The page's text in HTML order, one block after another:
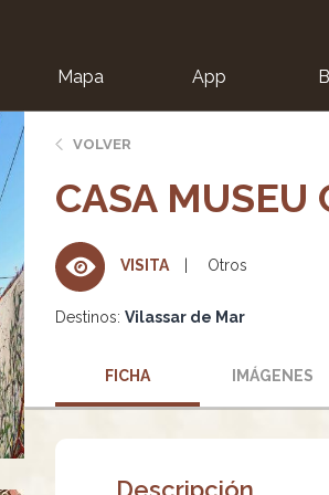
Mapa App
VOLVER
CASA MUSEU
VISITA Otros
Destinos: Vilassar de Mar
FICHA IMÁGENES